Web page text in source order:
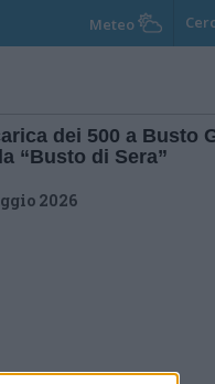
Meteo
dei 500 a Busto
“Busto di Sera”
2026